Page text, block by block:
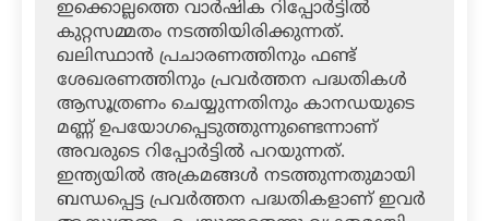
ഇക്കൊല്ലത്തെ വാര്‍ഷിക റിപ്പോര്‍ട്ടില്‍
കുറ്റസമ്മതം നടത്തിയിരിക്കുന്നത്.
ഖലിസ്ഥാന്‍ പ്രചാരണത്തിനും ഫണ്ട്
ശേഖരണത്തിനും പ്രവര്‍ത്തന പദ്ധതികള്‍
ആസൂത്രണം ചെയ്യുന്നതിനും കാനഡയുടെ
മണ്ണ് ഉപയോഗപ്പെടുത്തുന്നുണ്ടെന്നാണ്
അവരുടെ റിപ്പോര്‍ട്ടില്‍ പറയുന്നത്.
ഇന്ത്യയില്‍ അക്രമങ്ങള്‍ നടത്തുന്നതുമായി
ബന്ധപ്പെട്ട പ്രവര്‍ത്തന പദ്ധതികളാണ് ഇവര്‍